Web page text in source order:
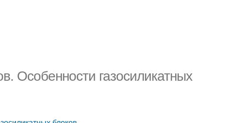
Особенности газосиликатных